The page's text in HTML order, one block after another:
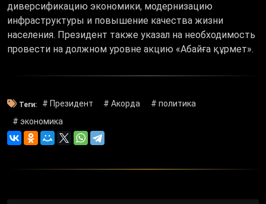
диверсификацию экономики, модернизацию
инфраструктуры и повышение качества жизни
населения. Президент также указал на необходимость
провести на должном уровне акцию «Абайға құрмет».
Теги: # Президент # Акорда
# политика
# экономика